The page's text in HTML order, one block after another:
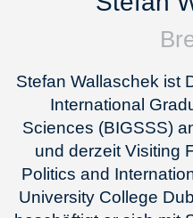
Stefan Wallaschek ist
International
Sciences (BIGSSS)
und derzeit Visiting
Politics and
University College